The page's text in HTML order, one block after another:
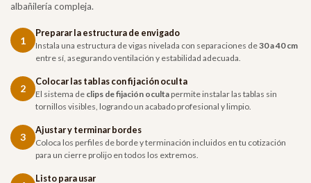
albañilería compleja.
1
Preparar la estructura de envigado
Instala una estructura de vigas nivelada con separaciones de30 a 40 cm
entre sí, asegurando ventilación y estabilidad adecuada.
2
Colocar las tablas con fijación oculta
El sistema de clips de fijación oculta permite instalar las tablas sin
tornillos visibles, logrando un acabado profesional y limpio.
3
Ajustar y terminar bordes
Coloca los perfiles de borde y terminación incluidos en tu cotización
para un cierre prolijo en todos los extremos.
Listo para usar